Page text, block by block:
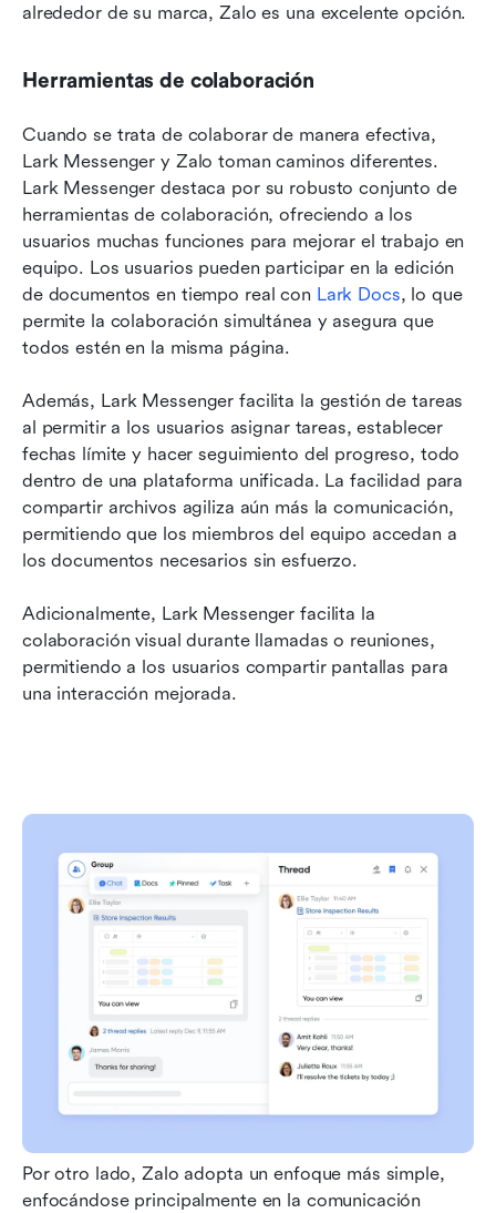
alrededor de su marca, Zalo es una excelente opción.
Herramientas de colaboración
Cuando se trata de colaborar de manera efectiva,
Lark Messenger y Zalo toman caminos diferentes.
Lark Messenger destaca por su robusto conjunto de
herramientas de colaboración, ofreciendo a los
usuarios muchas funciones para mejorar el trabajo en
equipo. Los usuarios pueden participar en la edición
de documentos en tiempo real con Lark Docs, lo que
permite la colaboración simultánea y asegura que
todos estén en la misma página.
Además, Lark Messenger facilita la gestión de tareas
al permitir a los usuarios asignar tareas, establecer
fechas límite y hacer seguimiento del progreso, todo
dentro de una plataforma unificada. La facilidad para
compartir archivos agiliza aún más la comunicación,
permitiendo que los miembros del equipo accedan a
los documentos necesarios sin esfuerzo.
Adicionalmente, Lark Messenger facilita la
colaboración visual durante llamadas o reuniones,
permitiendo a los usuarios compartir pantallas para
una interacción mejorada.
Por otro lado, Zalo adopta un enfoque más simple,
enfocándose principalmente en la comunicación